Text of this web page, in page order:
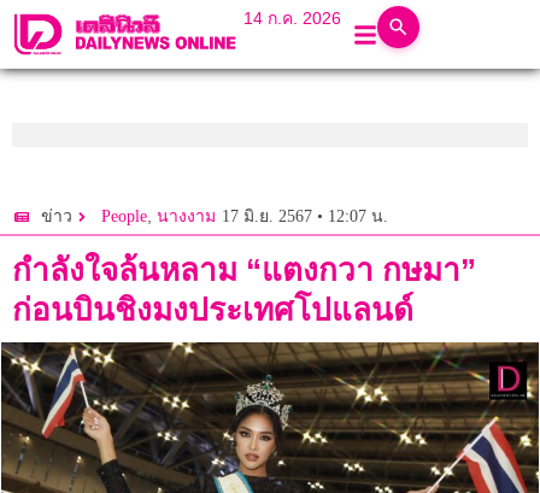
14 ก.ค. 2026
ข่าว People, นางงาม 17 มิ.ย. 2567 • 12:07 น.
กำลังใจล้นหลาม “แตงกวา กษมา”
ก่อนบินชิงมงประเทศโปแลนด์